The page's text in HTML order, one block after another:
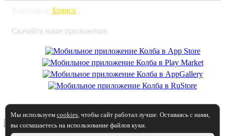
Мы используем cookies, чтобы сайт работал лучше. Оставаясь с нами,
вы соглашаетесь на использование файлов куки.
Брянск
Скачайте наше приложение
Вы принимаете условия политики в отношении обработкиперсональных